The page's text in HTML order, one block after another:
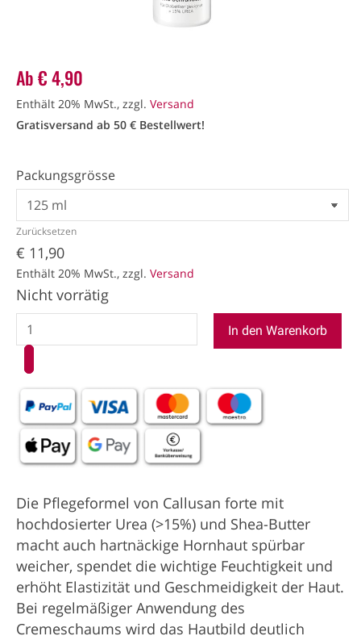
Ab€4,90
Enthält 20% MwSt., zzgl. Versand
Gratisversand ab 50 € Bestellwert!
Packungsgrösse
Zurücksetzen
€ 11,90
Enthält 20% MwSt., zzgl. Versand
Nicht vorrätig
In den Warenkorb
Die Pflegeformel von Callusan forte mit
hochdosierter Urea (>15%) und Shea-Butter
macht auch hartnäckige Hornhaut spürbar
weicher, spendet die wichtige Feuchtigkeit und
erhöht Elastizität und Geschmeidigkeit der Haut.
Bei regelmäßiger Anwendung des
Cremeschaums wird das Hautbild deutlich